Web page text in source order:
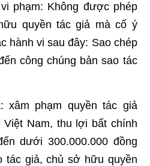
phạm: Không được phép
quyền tác giả mà cố ý
hành vi sau đây: Sao chép
công chúng bản sao tác
xâm phạm quyền tác giả
Nam, thu lợi bất chính
dưới 300.000.000 đồng
tác giả, chủ sở hữu quyền